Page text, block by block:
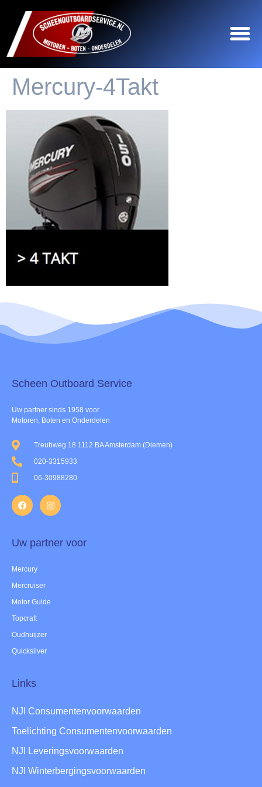
Mercury-4Takt
Scheen Outboard Service​
Uw partner sinds 1958 voor
Motoren, Boten en Onderdelen
Treubweg 18 1112 BA Amsterdam (Diemen)
020-3315933
06-30988280
Uw partner voor
Mercury
Mercruiser
Motor Guide
Topcraft
Oudhuijzer
Quicksilver
Links
NJI Consumentenvoorwaarden
Toelichting Consumentenvoorwaarden
NJI Leveringsvoorwaarden
NJI Winterbergingsvoorwaarden